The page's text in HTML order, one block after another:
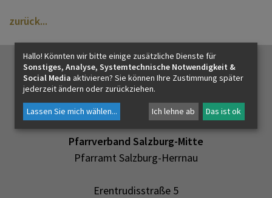
INNEHALTEN
KONTAKT
zurück
Pfarrverband Salzburg-Mitte
Pfarramt Salzburg-Herrnau
Erentrudisstraße 5
Hallo! Könnten wir bitte einige zusätzliche Dienste für
Sonstiges, Analyse, Systemtechnische Notwendigkeit &
Social Media aktivieren? Sie können Ihre Zustimmung später
jederzeit ändern oder zurückziehen.
Lassen Sie mich wählen... Ich lehne ab Das ist ok